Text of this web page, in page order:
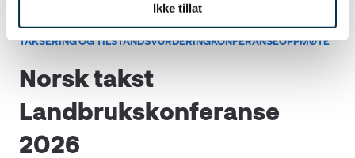
Ikke tillat
TAKSERING OG TILSTANDSVURDERINGKONFERANSEOPPMØTE
Norsk takst
Landbrukskonferanse
2026